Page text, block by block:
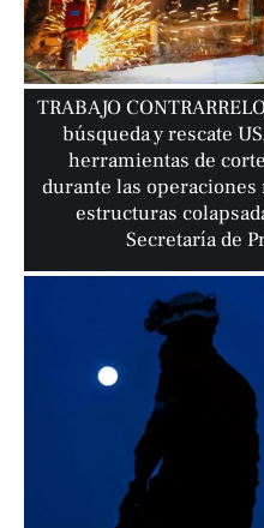
TRABAJO
búsqueda y rescate
herramientas de
durante las
estructuras
Secretaría de